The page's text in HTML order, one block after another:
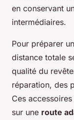
en conservant
intermédiaires.
Pour préparer
distance totale
qualité du
réparation, des
Ces
sur une route